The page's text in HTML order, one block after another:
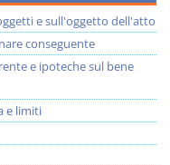
e sull'oggetto dell'atto
conseguente
e ipoteche sul bene
e limiti